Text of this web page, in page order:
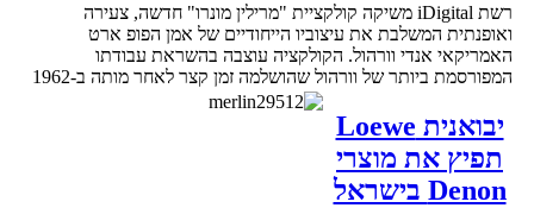
רשת iDigital משיקה קולקציית "מרילין מונרו" חדשה, צעירה
ואופנתית המשלבת את עיצוביו הייחודיים של אמן הפופ ארט
האמריקאי אנדי וורהול. הקולקציה עוצבה בהשראת עבודתו
המפורסמת ביותר של וורהול שהושלמה זמן קצר לאחר מותה ב-1962
יבואנית Loewe
תפיץ את מוצרי
Denon בישראל